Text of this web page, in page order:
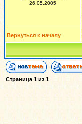
26.05.2005
Вернуться к началу
Страница 1 из 1